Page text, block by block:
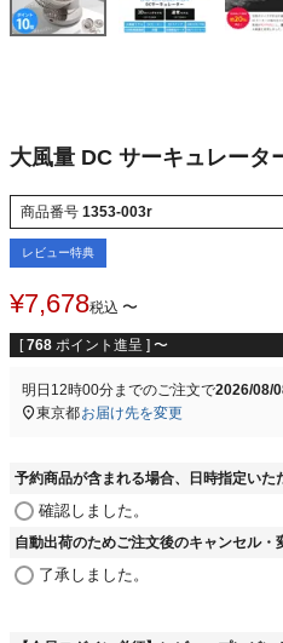
大風量 DC サーキュレータ
商品番号 1353-003r
レビュー特典
¥7,678税込 〜
[ 768 ポイント進呈 ] 〜
明日 12時00分までのご注文で2026/08/
東京都お届け先を変更
予約商品が含まれる場合、日時指定いた
確認しました。
自動出荷のためご注文後のキャンセル・
了承しました。